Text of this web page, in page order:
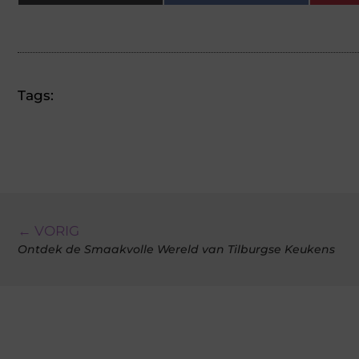
Tags:
← VORIG
Ontdek de Smaakvolle Wereld van Tilburgse Keukens